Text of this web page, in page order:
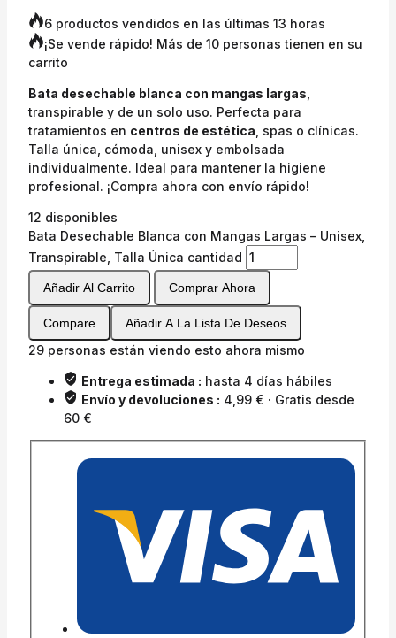
6 productos vendidos en las últimas 13 horas
¡Se vende rápido! Más de 10 personas tienen en su
carrito
Bata desechable blanca con mangas largas
transpirable y de un solo uso. Perfecta para
tratamientos en centros de estética , spas o clínicas.
Talla única, cómoda, unisex y embolsada
individualmente. Ideal para mantener la higiene
profesional. ¡Compra ahora con envío rápido!
12 disponibles
Bata Desechable Blanca con Mangas Largas – Unisex,
Transpirable, Talla Única cantidad
Añadir Al Carrito Comprar Ahora
Compare Añadir A La Lista De Deseos
29 personas están viendo esto ahora mismo
Entrega estimada : hasta 4 días hábiles
Envío y devoluciones : 4,99 € · Gratis desde
60 €